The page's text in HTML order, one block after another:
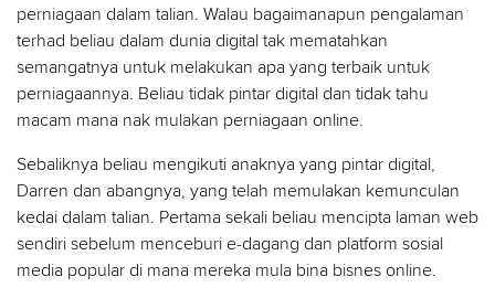
perniagaan dalam talian. Walau bagaimanapun pengalaman
terhad beliau dalam dunia digital tak mematahkan
semangatnya untuk melakukan apa yang terbaik untuk
perniagaannya. Beliau tidak pintar digital dan tidak tahu
macam mana nak mulakan perniagaan online.
Sebaliknya beliau mengikuti anaknya yang pintar digital,
Darren dan abangnya, yang telah memulakan kemunculan
kedai dalam talian. Pertama sekali beliau mencipta laman web
sendiri sebelum menceburi e-dagang dan platform sosial
media popular di mana mereka mula bina bisnes online.